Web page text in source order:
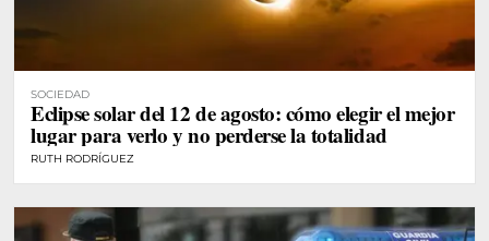
SOCIEDAD
Eclipse solar del 12 de agosto: cómo elegir el mejor
lugar para verlo y no perderse la totalidad
RUTH RODRÍGUEZ